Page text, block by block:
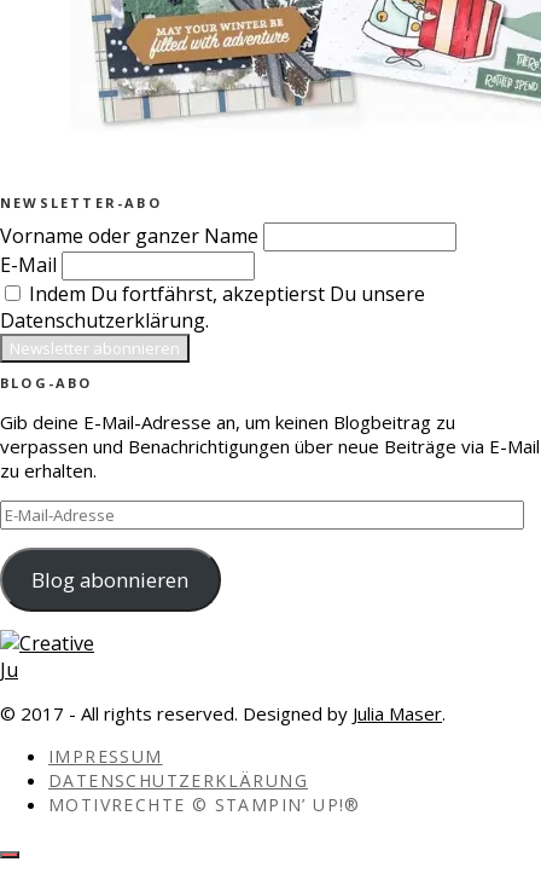
NEWSLETTER-ABO
Vorname oder ganzer Name
E-Mail
Indem Du fortfährst, akzeptierst Du unsere
Datenschutzerklärung.
BLOG-ABO
Gib deine E-Mail-Adresse an, um keinen Blogbeitrag zu
verpassen und Benachrichtigungen über neue Beiträge via E-Mail
zu erhalten.
E-
Mail-
Adresse
Blog abonnieren
© 2017 - All rights reserved. Designed by Julia Maser.
IMPRESSUM
DATENSCHUTZERKLÄRUNG
MOTIVRECHTE © STAMPIN’ UP!®